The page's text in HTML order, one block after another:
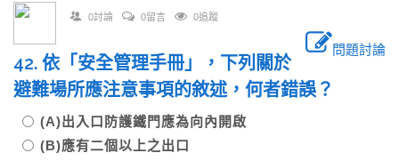
0討論 0留言 0追蹤
問題討論
42. 依「安全管理手冊」，下列關於
避難場所應注意事項的敘述，何者錯誤？
(A)出入口防護鐵門應為向內開啟
(B)應有二個以上之出口